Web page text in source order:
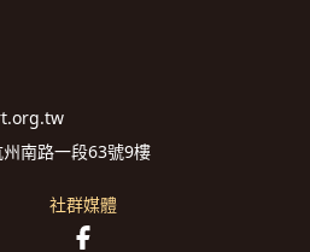
南路一段63號9樓
社群媒體